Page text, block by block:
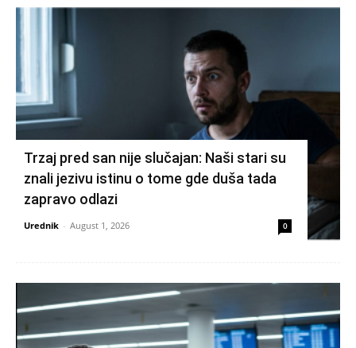
Trzaj pred san nije slučajan: Naši stari su
znali jezivu istinu o tome gde duša tada
zapravo odlazi
Urednik - August 1, 2026 0